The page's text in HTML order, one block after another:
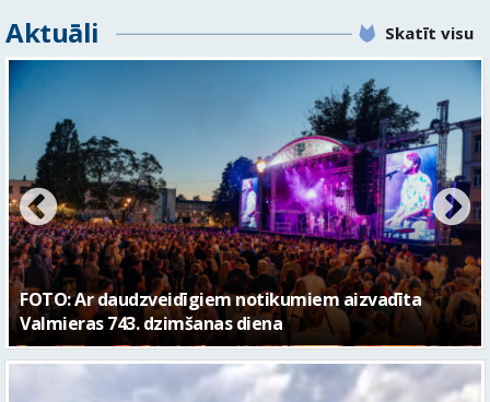
FOTO: Valmieras pilsētas svētku gājiens 2026